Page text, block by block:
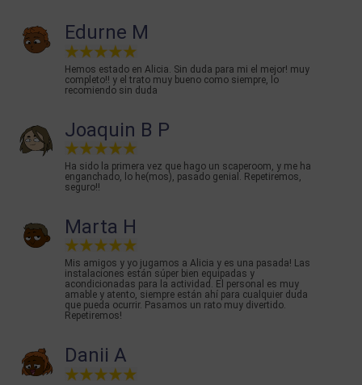
Edurne M
Hemos estado en Alicia. Sin duda para mi el mejor! muy
completo!! y el trato muy bueno como siempre, lo
recomiendo sin duda
Joaquin B P
Ha sido la primera vez que hago un scaperoom, y me ha
enganchado, lo he(mos), pasado genial. Repetiremos,
seguro!!
Marta H
Mis amigos y yo jugamos a Alicia y es una pasada! Las
instalaciones están súper bien equipadas y
acondicionadas para la actividad. El personal es muy
amable y atento, siempre están ahí para cualquier duda
que pueda ocurrir. Pasamos un rato muy divertido.
Repetiremos!
Danii A